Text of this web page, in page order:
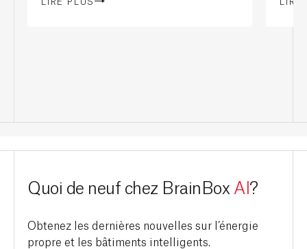
Quoi de neuf chez BrainBox AI?
Obtenez les dernières nouvelles sur l’énergie
propre et les bâtiments intelligents.